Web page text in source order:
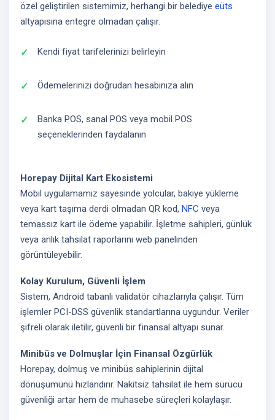
özel geliştirilen sistemimiz, herhangi bir belediye eüts
altyapısına entegre olmadan çalışır.
Kendi fiyat tarifelerinizi belirleyin
Ödemelerinizi doğrudan hesabınıza alın
Banka POS, sanal POS veya mobil POS
seçeneklerinden faydalanın
Horepay Dijital Kart Ekosistemi
Mobil uygulamamız sayesinde yolcular, bakiye yükleme
veya kart taşıma derdi olmadan QR kod, NFC veya
temassız kart ile ödeme yapabilir. İşletme sahipleri, günlük
veya anlık tahsilat raporlarını web panelinden
görüntüleyebilir.
Kolay Kurulum, Güvenli İşlem
Sistem, Android tabanlı validatör cihazlarıyla çalışır. Tüm
işlemler PCI-DSS güvenlik standartlarına uygundur. Veriler
şifreli olarak iletilir, güvenli bir finansal altyapı sunar.
Minibüs ve Dolmuşlar İçin Finansal Özgürlük
Horepay, dolmuş ve minibüs sahiplerinin dijital
dönüşümünü hızlandırır. Nakitsiz tahsilat ile hem sürücü
güvenliği artar hem de muhasebe süreçleri kolaylaşır.